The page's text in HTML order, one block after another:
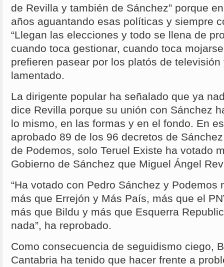
de Revilla y también de Sánchez” porque
años aguantando esas políticas y siempre
“Llegan las elecciones y todo se llena de
cuando toca gestionar, cuando toca
prefieren pasear por los platós de televisión
lamentado.
La dirigente popular ha señalado que ya
dice Revilla porque su unión con Sánchez
lo mismo, en las formas y en el fondo. En
aprobado 89 de los 96 decretos de
de Podemos, solo Teruel Existe ha votado
Gobierno de Sánchez que Miguel Ángel
“Ha votado con Pedro Sánchez y Podemos
más que Errejón y Más País, más que el
más que Bildu y más que Esquerra
nada”, ha reprobado.
Como consecuencia de seguidismo ciego,
Cantabria ha tenido que hacer frente a